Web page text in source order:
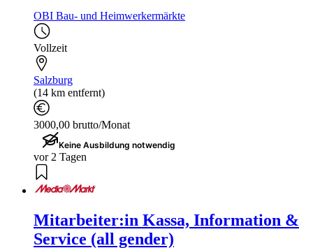
OBI Bau- und Heimwerkermärkte
Vollzeit
Salzburg
(14 km entfernt)
3000,00 brutto/Monat
Keine Ausbildung notwendig
vor 2 Tagen
Mitarbeiter:in Kassa, Information &
Service (all gender)